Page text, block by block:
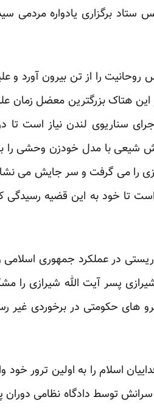
برگزاری یادواره مردمی
را از تن بیرون آورد و
هتاک بزرگترین معضل زمان
سناریوی لندن نیاز است
شیعی با مدل خودزن وحشی را
را می گرفت و سر جایش می
تا خود به این قضیه رسیدگی
در عملکرد جمهوری
پسر آیت الله شیرازی را
های حکومتی در برخوردی غیر
اسلام را به اولین ترور خود
توسط دادگاه نظامی دوران